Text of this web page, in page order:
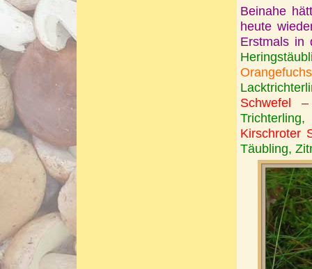
Beinahe
heute
Erstmals in
Schwefel
Trichterling,
Kirschroter
Täubling,